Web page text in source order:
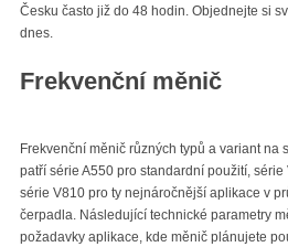
Česku často již do 48 hodin. Objednejte si
dnes.
Frekvenční měnič
Frekvenční měnič různých typů a variant na
patří série A550 pro standardní použití,
série V810 pro ty nejnáročnější aplikace v
čerpadla. Následující technické parametry
požadavky aplikace, kde měnič plánujete